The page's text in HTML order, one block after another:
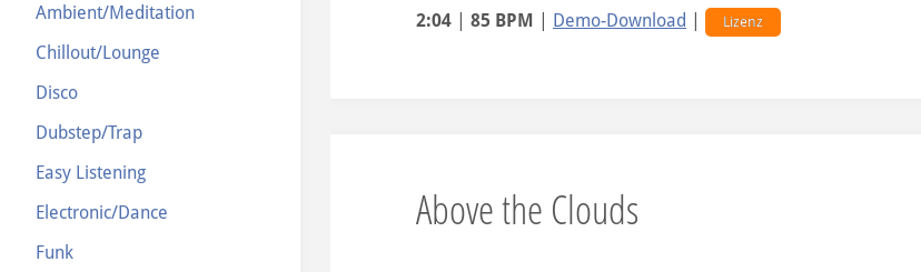
2:04 |85 BPM Demo-Download Lizenz
Above the Clouds
Ambient/Meditation
Chillout/Lounge
Disco
Dubstep/Trap
Easy Listening
Electronic/Dance
Funk